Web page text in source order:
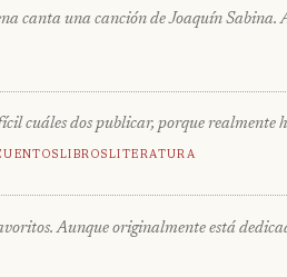
canta una canción de Joaquín
cuáles dos publicar, porque
LibrosLiteratura
Aunque originalmente está